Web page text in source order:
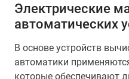
Электрические
автоматических
В основе устройств
автоматики
которые обеспечивают